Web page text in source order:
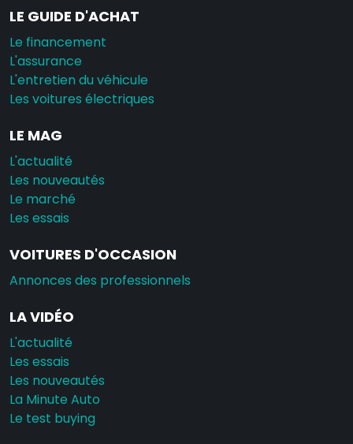
LE GUIDE D'ACHAT
Le financement
L'assurance
L'entretien du véhicule
Les voitures électriques
LE MAG
L'actualité
Les nouveautés
Le marché
Les essais
VOITURES D'OCCASION
Annonces des professionnels
LA VIDÉO
L'actualité
Les essais
Les nouveautés
La Minute Auto
Le test buying